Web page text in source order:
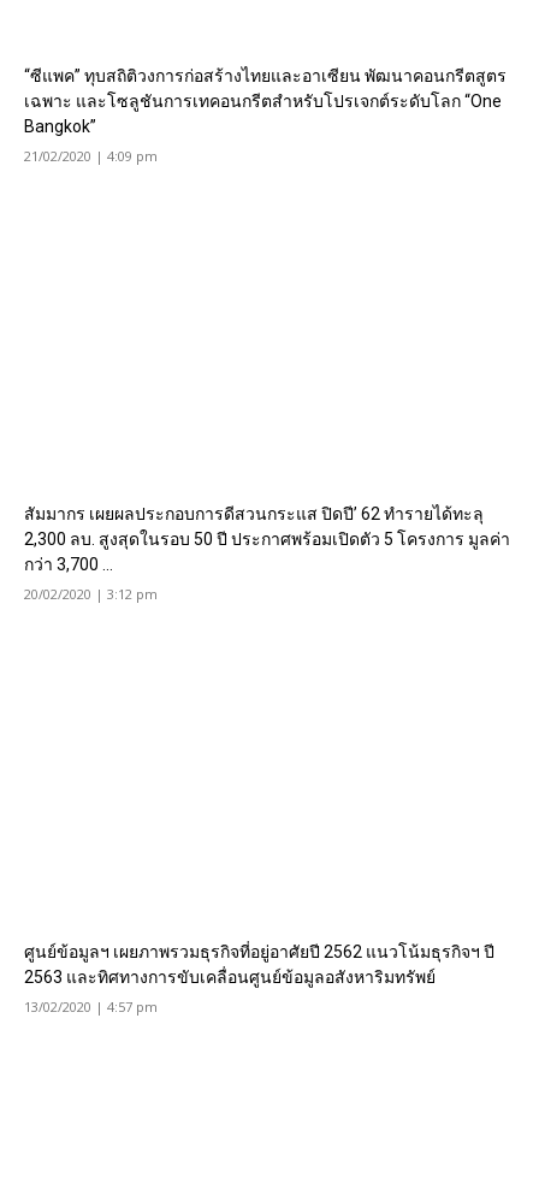
“ซีแพค” ทุบสถิติวงการก่อสร้างไทยและอาเซียน พัฒนาคอนกรีตสูตร
เฉพาะ และโซลูชันการเทคอนกรีตสำหรับโปรเจกต์ระดับโลก “One
Bangkok”
21/02/2020 | 4:09 pm
สัมมากร เผยผลประกอบการดีสวนกระแส ปิดปี’ 62 ทำรายได้ทะลุ
2,300 ลบ. สูงสุดในรอบ 50 ปี ประกาศพร้อมเปิดตัว 5 โครงการ มูลค่า
กว่า 3,700 ...
20/02/2020 | 3:12 pm
ศูนย์ข้อมูลฯ เผยภาพรวมธุรกิจที่อยู่อาศัยปี 2562 แนวโน้มธุรกิจฯ ปี
2563 และทิศทางการขับเคลื่อนศูนย์ข้อมูลอสังหาริมทรัพย์
13/02/2020 | 4:57 pm